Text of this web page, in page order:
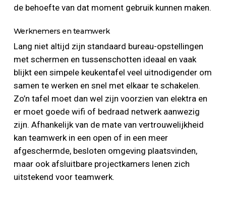
de behoefte van dat moment gebruik kunnen maken.
Werknemers en teamwerk
Lang niet altijd zijn standaard bureau-opstellingen
met schermen en tussenschotten ideaal en vaak
blijkt een simpele keukentafel veel uitnodigender om
samen te werken en snel met elkaar te schakelen.
Zo’n tafel moet dan wel zijn voorzien van elektra en
er moet goede wifi of bedraad netwerk aanwezig
zijn. Afhankelijk van de mate van vertrouwelijkheid
kan teamwerk in een open of in een meer
afgeschermde, besloten omgeving plaatsvinden,
maar ook afsluitbare projectkamers lenen zich
uitstekend voor teamwerk.